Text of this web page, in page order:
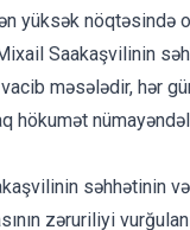
ən yüksək
Saakaşvilinin
məsələdir, hər
hökumət
səhhətinin
zəruriliyi